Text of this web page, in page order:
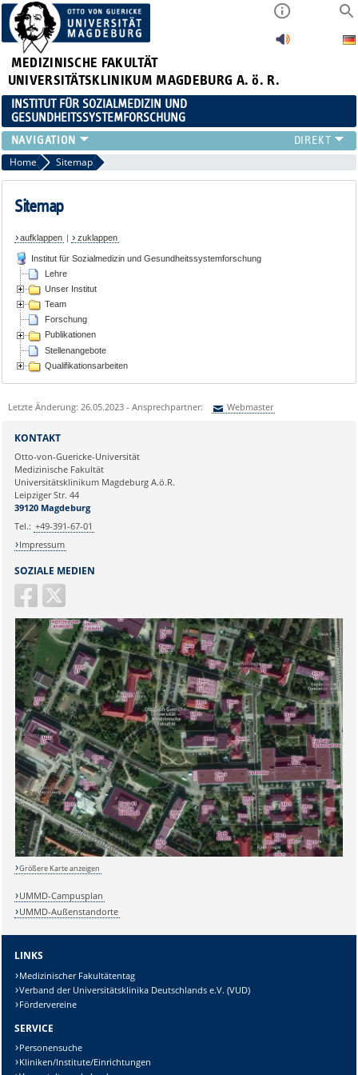
MEDIZINISCHE FAKULTÄT
UNIVERSITÄTSKLINIKUM MAGDEBURG A. ö. R.
INSTITUT FÜR SOZIALMEDIZIN UND
GESUNDHEITSSYSTEMFORSCHUNG
LEHRE
UNSER INSTITUT
TEAM
PUBLIKATIONEN
STELLENANGEBOTE
QUALIFIKATIONSARBEITEN
Home Sitemap
Sitemap
aufklappen | zuklappen
Institut für Sozialmedizin und Gesundheitssystemforschung
Lehre
Unser Institut
Team
Forschung
Publikationen
Stellenangebote
Qualifikationsarbeiten
Letzte Änderung: 26.05.2023 - Ansprechpartner: Webmaster
Ihre E-Mailadresse:
Ihr Anliegen:
Sicherheitsabfrage:
Lösung:
SOZIALE MEDIEN
KONTAKT
Otto-von-Guericke-Universität
Medizinische Fakultät
Universitätsklinikum Magdeburg A.ö.R.
Leipziger Str. 44
39120 Magdeburg
Tel.: +49-391-67-01
Impressum
Größere Karte anzeigen
UMMD-Campusplan
UMMD-Außenstandorte
LINKS
Medizinischer Fakultätentag
Verband der Universitätsklinika Deutschlands e.V. (VUD)
Fördervereine
SERVICE
Personensuche
Kliniken/Institute/Einrichtungen